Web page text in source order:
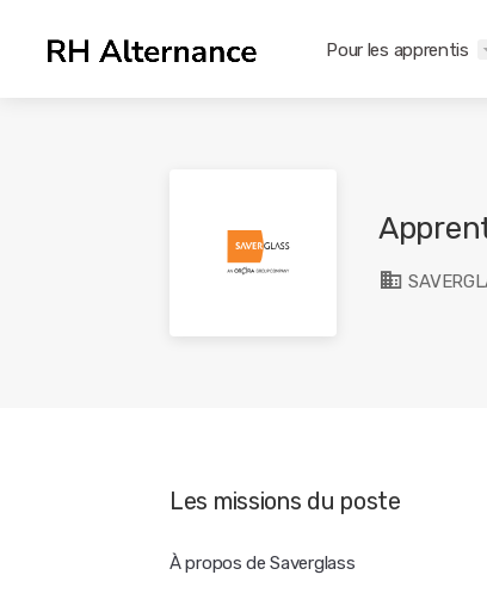
Pour les apprentis
Les missions du poste
À propos de Saverglass